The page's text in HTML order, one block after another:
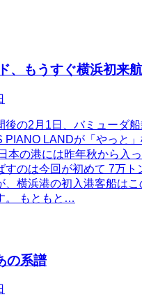
、もうすぐ横浜初来航
後の2月1日、バミューダ
PIANO LANDが「やっと
本の港には昨年秋から入
すのは今回が初めて 7万ト
、横浜港の初入港客船は
。 もともと…
の系譜